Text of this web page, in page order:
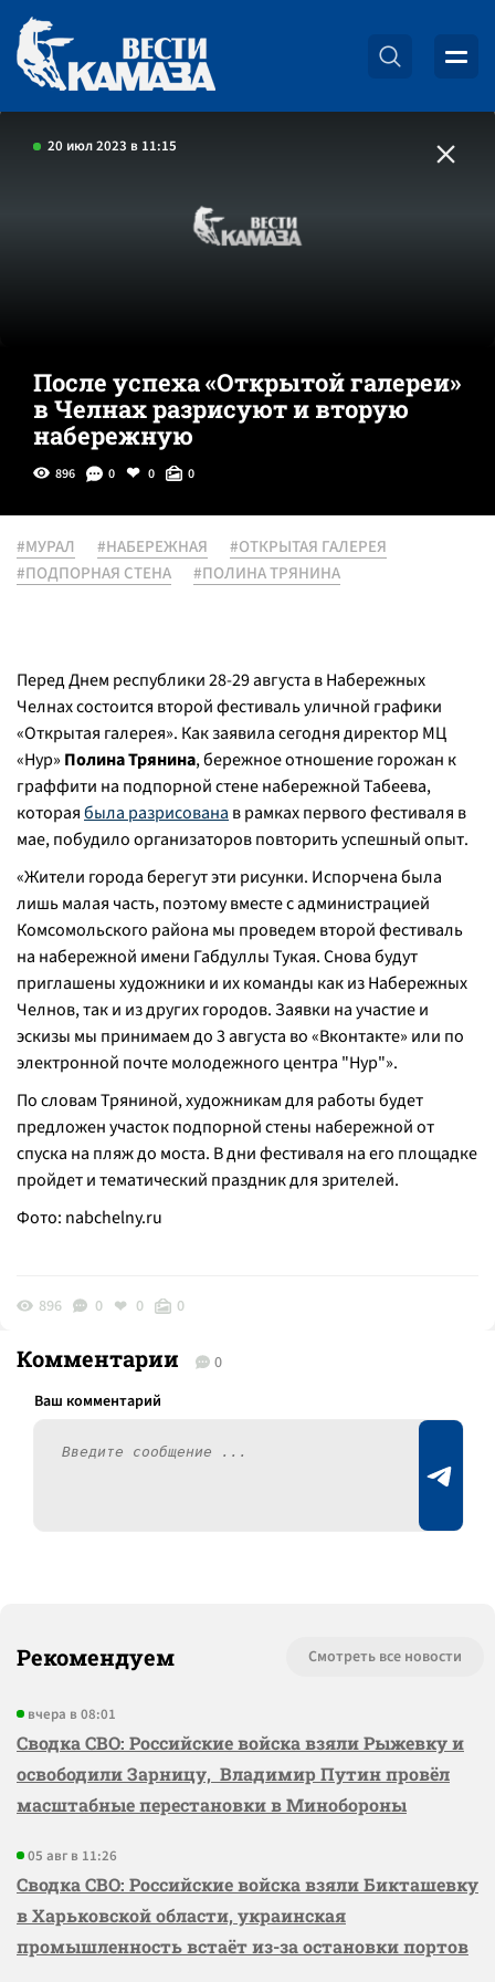
20 июл 2023 в 11:15
После успеха «Открытой галереи»
в Челнах разрисуют и вторую
набережную
896 0 0 0
#МУРАЛ #НАБЕРЕЖНАЯ
#ОТКРЫТАЯ ГАЛЕРЕЯ
#ПОДПОРНАЯ СТЕНА
#ПОЛИНА ТРЯНИНА
Перед Днем республики 28-29 августа в Набережных
Челнах состоится второй фестиваль уличной графики
«Открытая галерея». Как заявила сегодня директор МЦ
«Нур» Полина Трянина, бережное отношение горожан к
граффити на подпорной стене набережной Табеева,
котораябыла разрисована в рамках первого фестиваля в
мае, побудило организаторов повторить успешный опыт.
«Жители города берегут эти рисунки. Испорчена была
лишь малая часть, поэтому вместе с администрацией
Комсомольского района мы проведем второй фестиваль
на набережной имени Габдуллы Тукая. Снова будут
приглашены художники и их команды как из Набережных
Челнов, так и из других городов. Заявки на участие и
эскизы мы принимаем до 3 августа во «Вконтакте» или по
электронной почте молодежного центра "Нур"».
По словам Тряниной, художникам для работы будет
предложен участок подпорной стены набережной от
спуска на пляж до моста. В дни фестиваля на его площадке
пройдет и тематический праздник для зрителей.
Фото: nabchelny.ru
896 0 0 0
Комментарии 0
Рекомендуем Смотреть все новости
вчера в 08:01
Сводка СВО: Российские войска взяли Рыжевку и
освободили Зарницу, Владимир Путин провёл
масштабные перестановки в Минобороны
05 авг в 11:26
Сводка СВО: Российские войска взяли Бикташевку
в Харьковской области, украинская
промышленность встаёт из-за остановки портов